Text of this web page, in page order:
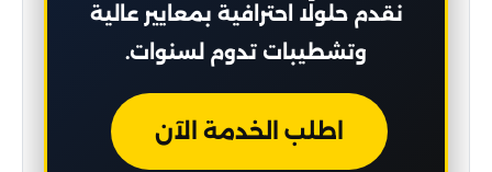
نقدم حلولًا احترافية بمعايير عالية
وتشطيبات تدوم لسنوات.
اطلب الخدمة الآن